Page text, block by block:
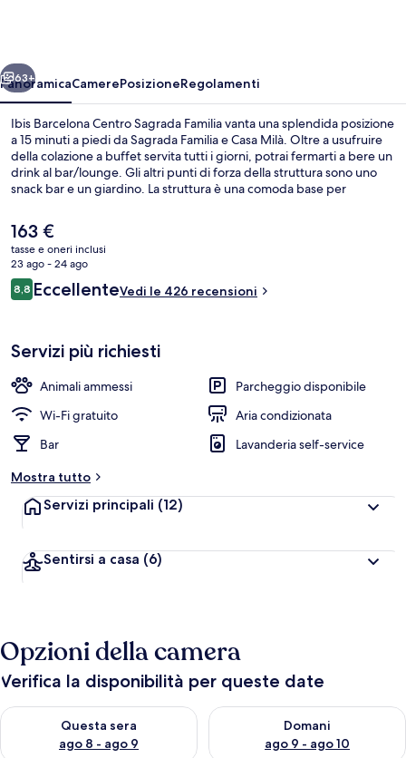
Avanti
63+
PanoramicaCamerePosizioneRegolamenti
Ibis Barcelona Centro Sagrada Familia vanta una splendida posizione
a 15 minuti a piedi da Sagrada Familia e Casa Milà. Oltre a usufruire
della colazione a buffet servita tutti i giorni, potrai fermarti a bere un
drink al bar/lounge. Gli altri punti di forza della struttura sono uno
snack bar e un giardino. La struttura è una comoda base per
5 min a piedi e Stazione metro Sagrada Familia a 6.
Il
prezzo
attuale
è
163 €
163 €
tasse e oneri inclusi
23 ago - 24 ago
Recensioni
8,88,8 su 10
EccellenteVedi le 426 recensioni
Servizi più richiesti
Animali ammessi
Parcheggio disponibile
Wi-Fi gratuito
Aria condizionata
Bar
Lavanderia self-service
Mostra tutto
Servizi principali (12)
Sentirsi a casa (6)
Opzioni della camera
Verifica la disponibilità per queste date
Questa sera
ago 8 - ago 9
Verifica la disponibilità per questa sera, ago 8 - ago 9
Domani
ago 9 - ago 10
Verifica la disponibilità per